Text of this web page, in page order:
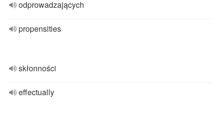
odprowadzających
propensities
skłonności
effectually